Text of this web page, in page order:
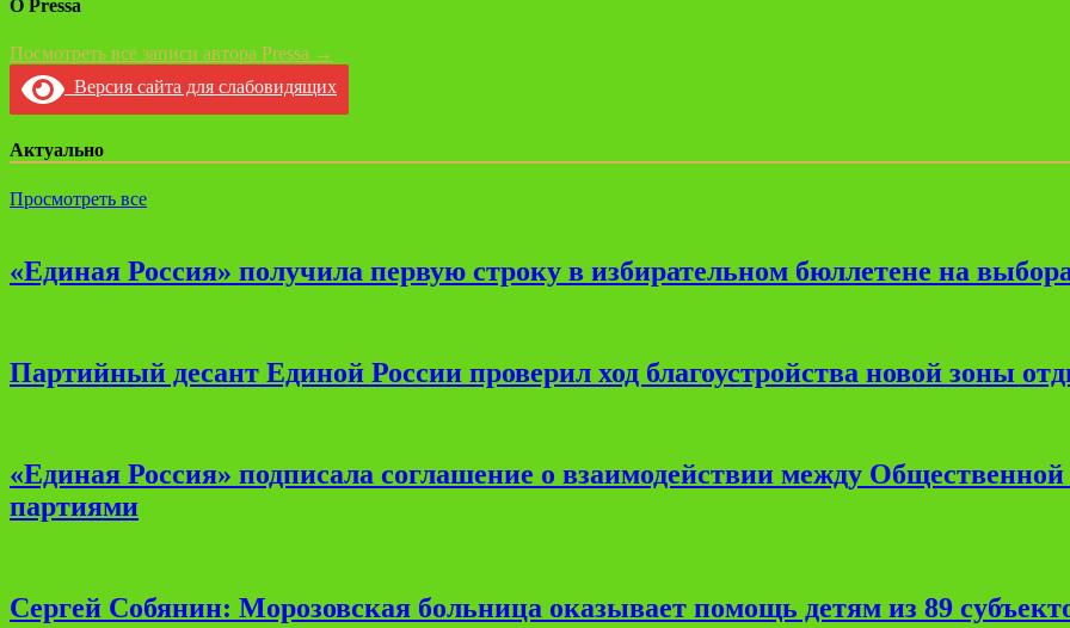
О Pressa
Посмотреть все записи автора Pressa →
Версия сайта для слабовидящих
Актуально
Просмотреть все
«Единая Россия» получила первую строку в избирательном бюллетене на
Партийный десант Единой России проверил ход благоустройства новой зоны
«Единая Россия» подписала соглашение о взаимодействии между
партиями
Сергей Собянин: Морозовская больница оказывает помощь детям из 89